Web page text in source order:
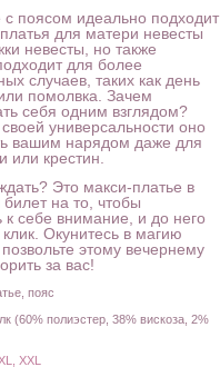
с поясом идеально подходит
платья для матери невесты
невесты, но также
для более
случаев, таких как день
помолвка. Зачем
себя одним взглядом?
универсальности оно
вашим нарядом даже для
или крестин.
Это макси-платье в
на то, чтобы
к себе внимание, и до него
клик. Окунитесь в магию
этому вечернему
за вас!
пояс
(60% полиэстер, 38% вискоза, 2%
XXL